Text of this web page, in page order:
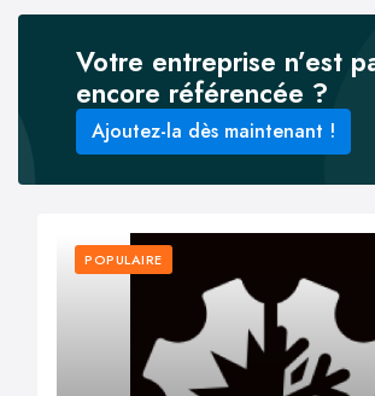
Votre entreprise n’est
encore référencée ?
Ajoutez-la dès maintenant !
POPULAIRE